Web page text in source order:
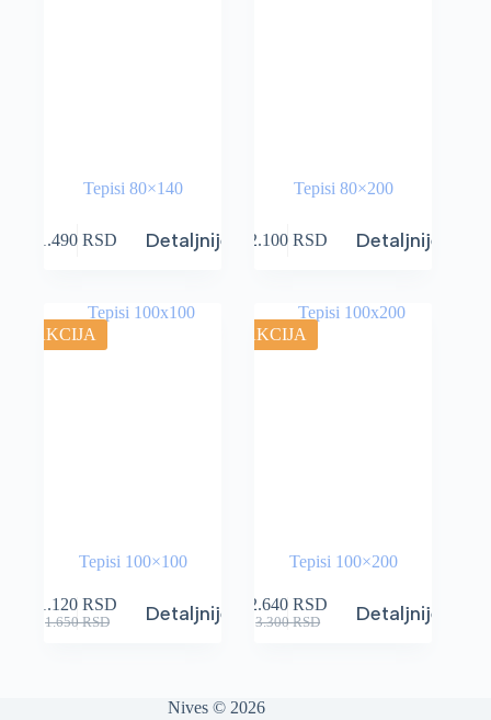
Tepisi 80×140
1.490 RSD Detaljnije
Tepisi 80×200
2.100 RSD Detaljnije
AKCIJA
Tepisi 100×100
1.650RSD
1.120 RSD Detaljnije
AKCIJA
Tepisi 100×200
3.300RSD
2.640 RSD Detaljnije
Nives © 2026